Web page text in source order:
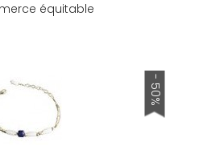
équitable
- 50%